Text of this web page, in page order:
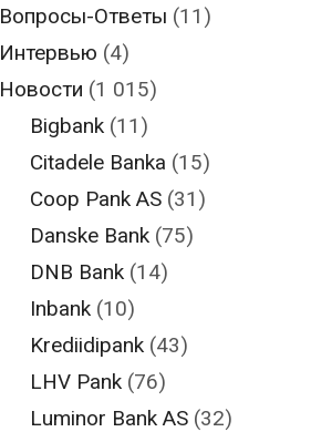
Вопросы-Ответы (11)
Интервью (4)
Новости (1 015)
Bigbank (11)
Citadele Banka (15)
Coop Pank AS (31)
Danske Bank (75)
DNB Bank (14)
Inbank (10)
Krediidipank (43)
LHV Pank (76)
Luminor Bank AS (32)